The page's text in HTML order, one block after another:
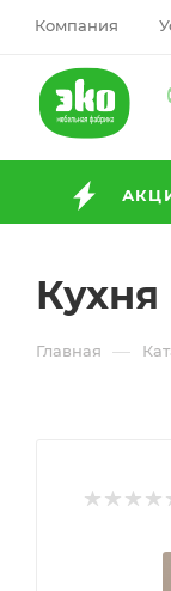
Компания
Главная —